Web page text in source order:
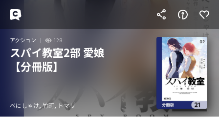
アクション 128
スパイ教室2部 愛娘
【分冊版】
べにしゃけ, 竹町, トマリ